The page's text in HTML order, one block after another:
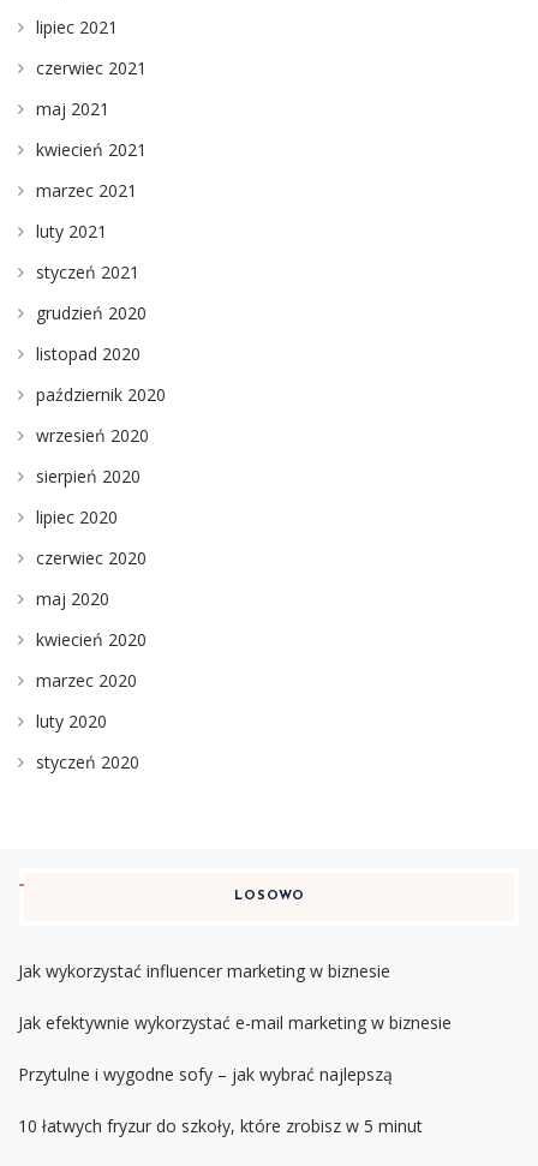
lipiec 2021
czerwiec 2021
maj 2021
kwiecień 2021
marzec 2021
luty 2021
styczeń 2021
grudzień 2020
listopad 2020
październik 2020
wrzesień 2020
sierpień 2020
lipiec 2020
czerwiec 2020
maj 2020
kwiecień 2020
marzec 2020
luty 2020
styczeń 2020
LOSOWO
Jak wykorzystać influencer marketing w biznesie
Jak efektywnie wykorzystać e-mail marketing w biznesie
Przytulne i wygodne sofy – jak wybrać najlepszą
10 łatwych fryzur do szkoły, które zrobisz w 5 minut